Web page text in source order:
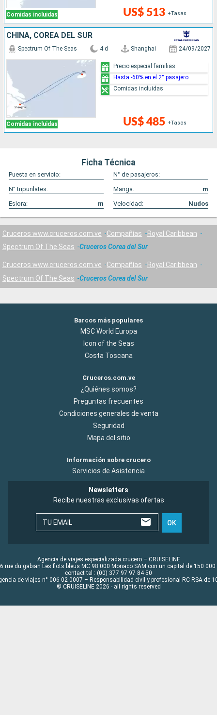
Comidas incluidas US$ 513 +Tasas
CHINA, COREA DEL SUR
Comidas incluidas
Spectrum Of The Seas 4 d Shanghai 24/09/2027
US$ 485 +Tasas
Precio especial familias
Hasta -60% en el 2° pasajero
Comidas incluidas
Ficha Técnica
Puesta en servicio:
N° de pasajeros:
N° tripunlates:
Manga:
m
Eslora:
m Velocidad: Nudos
Cruceros www.cruceros.com.ve Compañías
Royal Caribbean
Spectrum Of The Seas
Cruceros Corea del Sur
Cruceros www.cruceros.com.ve Compañías
Royal Caribbean
Spectrum Of The Seas
Cruceros Corea del Sur
Barcos más populares
MSC World Europa
Icon of the Seas
Costa Toscana
Cruceros.com.ve
¿Quiénes somos?
Preguntas frecuentes
Condiciones generales de venta
Seguridad
Mapa del sitio
Información sobre crucero
Servicios de Asistencia
Newsletters
Recibe nuestras exclusivas ofertas
TU EMAIL OK
Agencia de viajes especializada crucero – CRUISELINE
rue du gabian Les flots bleus MC 98 000 Monaco SAM con un capital de 150 000
contact tel : (00) 377 97 97 84 50
de viajes n° 006 02 0007 – Responsabilidad civil y profesional RC RSA de
© CRUISELINE 2026 - all rights reserved